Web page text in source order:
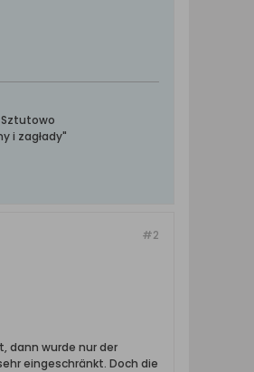
i zagłady"
#2
dann wurde nur der
eingeschränkt. Doch die